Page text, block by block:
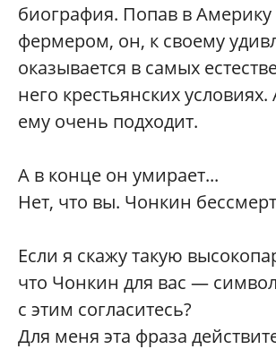
биография. Попав в Америку
фермером, он, к своему
оказывается в самых
него крестьянских
ему очень подходит.
А в конце он умирает...
Нет, что вы. Чонкин
Если я скажу такую
что Чонкин для вас —
с этим согласитесь?
Для меня эта фраза